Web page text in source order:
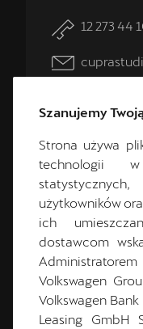
12 273 44
Szanujemy
Strona używa
technologii
użytkowników
ich
dostawcom
Volkswagen
Volkswagen
Leasing GmbH